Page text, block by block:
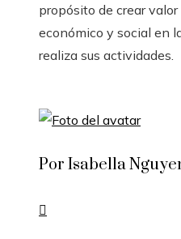
propósito de crear valor
económico y social en
realiza sus actividades.
Por Isabella